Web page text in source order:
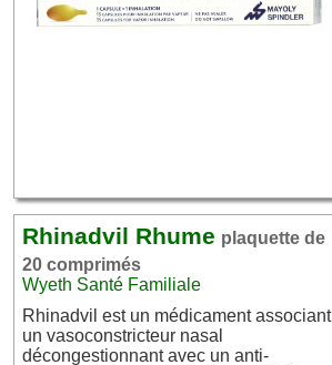
Rhinadvil Rhume plaquette de
20 comprimés
Wyeth Santé Familiale
Rhinadvil est un médicament associant
un vasoconstricteur nasal
décongestionnant avec un anti-